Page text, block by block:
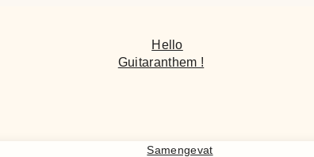
Hello
Guitaranthem !
Samengevat